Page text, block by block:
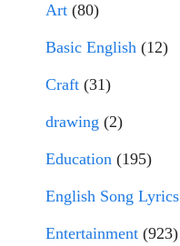
Art (80)
Basic English (12)
Craft (31)
drawing (2)
Education (195)
English Song Lyrics
Entertainment (923)